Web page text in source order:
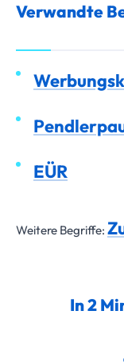
Verwandte
EÜR
Weitere Begriffe:
In 2